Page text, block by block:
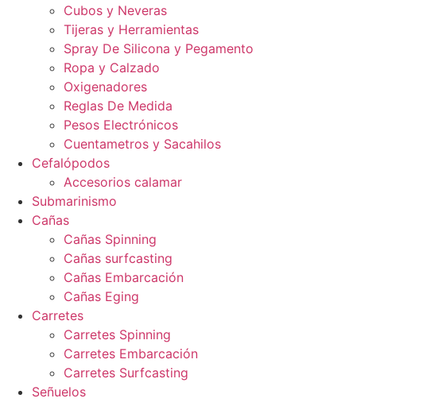
Cubos y Neveras
Tijeras y Herramientas
Spray De Silicona y Pegamento
Ropa y Calzado
Oxigenadores
Reglas De Medida
Pesos Electrónicos
Cuentametros y Sacahilos
Cefalópodos
Accesorios calamar
Submarinismo
Cañas
Cañas Spinning
Cañas surfcasting
Cañas Embarcación
Cañas Eging
Carretes
Carretes Spinning
Carretes Embarcación
Carretes Surfcasting
Señuelos